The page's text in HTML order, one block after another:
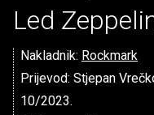
Led
Nakladnik: Rockmark
Prijevod: Stjepan
10/2023.